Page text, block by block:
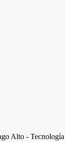
Alto - Tecnología